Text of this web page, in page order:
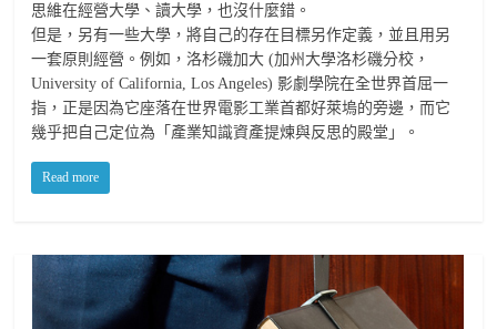
思維在經營大學、讀大學，也沒什麼錯。
但是，另有一些大學，將自己的存在目標另作定義，並且用另
一套原則經營。例如，洛杉磯加大 (加州大學洛杉磯分校，
University of California, Los Angeles) 影劇學院在全世界首屈一
指，正是因為它座落在世界電影工業首都好萊塢的旁邊，而它
幾乎把自己定位為「產業知識資產提煉與反思的殿堂」。
Read more